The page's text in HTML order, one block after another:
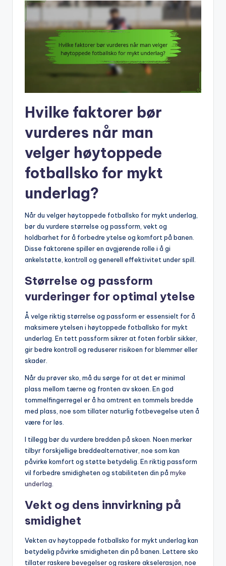
Hvilke faktorer bør
vurderes når man
velger høytoppede
fotballsko for mykt
underlag?
Når du velger høytoppede fotballsko for mykt underlag,
bør du vurdere størrelse og passform, vekt og
holdbarhet for å forbedre ytelse og komfort på banen.
Disse faktorene spiller en avgjørende rolle i å gi
ankelstøtte, kontroll og generell effektivitet under spill.
Størrelse og passform
vurderinger for optimal ytelse
Å velge riktig størrelse og passform er essensielt for å
maksimere ytelsen i høytoppede fotballsko for mykt
underlag. En tett passform sikrer at foten forblir sikker,
gir bedre kontroll og reduserer risikoen for blemmer eller
skader.
Når du prøver sko, må du sørge for at det er minimal
plass mellom tærne og fronten av skoen. En god
tommelfingerregel er å ha omtrent en tommels bredde
med plass, noe som tillater naturlig fotbevegelse uten å
være for løs.
I tillegg bør du vurdere bredden på skoen. Noen merker
tilbyr forskjellige breddealternativer, noe som kan
påvirke komfort og støtte betydelig. En riktig passform
vil forbedre smidigheten og stabiliteten din på myke
underlag.
Vekt og dens innvirkning på
smidighet
Vekten av høytoppede fotballsko for mykt underlag kan
betydelig påvirke smidigheten din på banen. Lettere sko
tillater raskere bevegelser og raskere akselerasjon, noe